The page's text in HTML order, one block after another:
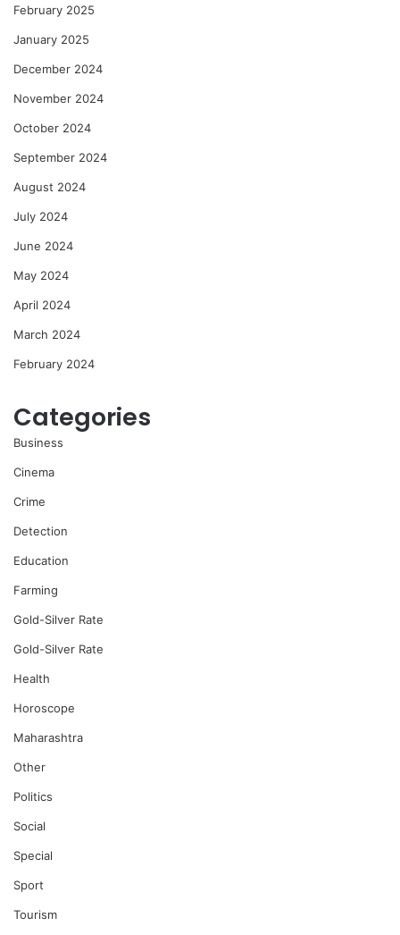
February 2025
January 2025
December 2024
November 2024
October 2024
September 2024
August 2024
July 2024
June 2024
May 2024
April 2024
March 2024
February 2024
Categories
Business
Cinema
Crime
Detection
Education
Farming
Gold-Silver Rate
Gold-Silver Rate
Health
Horoscope
Maharashtra
Other
Politics
Social
Special
Sport
Tourism